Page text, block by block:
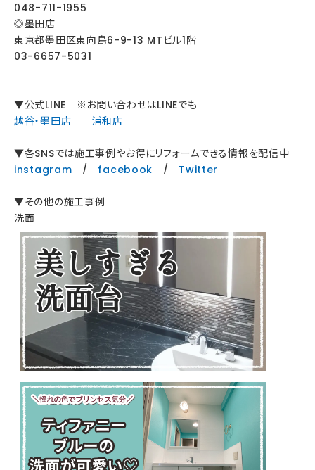
048-711-1955
◎墨田店
東京都墨田区東向島6-9-13 MTビル1階
03-6657-5031
▼公式LINE ※お問い合わせはLINEでも
越谷・墨田店
浦和店
▼各SNSでは施工事例やお得にリフォームできる情報を配信中
instagram / facebook / Twitter
▼その他の施工事例
洗面